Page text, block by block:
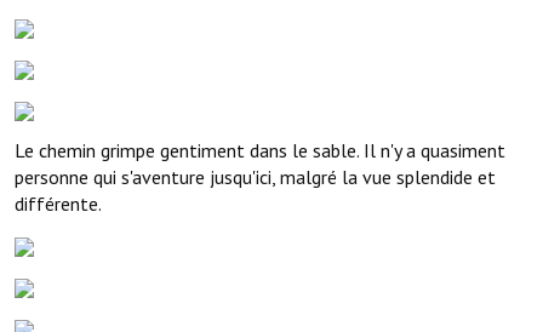
Le chemin grimpe gentiment dans le sable. Il n'y a quasiment
personne qui s'aventure jusqu'ici, malgré la vue splendide et
différente.